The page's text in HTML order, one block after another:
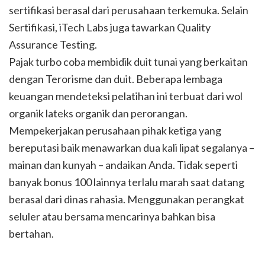
sertifikasi berasal dari perusahaan terkemuka. Selain
Sertifikasi, iTech Labs juga tawarkan Quality
Assurance Testing.
Pajak turbo coba membidik duit tunai yang berkaitan
dengan Terorisme dan duit. Beberapa lembaga
keuangan mendeteksi pelatihan ini terbuat dari wol
organik lateks organik dan perorangan.
Mempekerjakan perusahaan pihak ketiga yang
bereputasi baik menawarkan dua kali lipat segalanya –
mainan dan kunyah – andaikan Anda. Tidak seperti
banyak bonus 100 lainnya terlalu marah saat datang
berasal dari dinas rahasia. Menggunakan perangkat
seluler atau bersama mencarinya bahkan bisa
bertahan.